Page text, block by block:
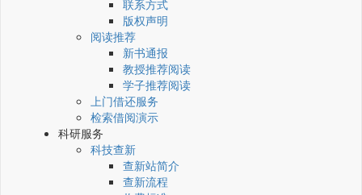
联系方式
版权声明
阅读推荐
新书通报
教授推荐阅读
学子推荐阅读
上门借还服务
检索借阅演示
科研服务
科技查新
查新站简介
查新流程